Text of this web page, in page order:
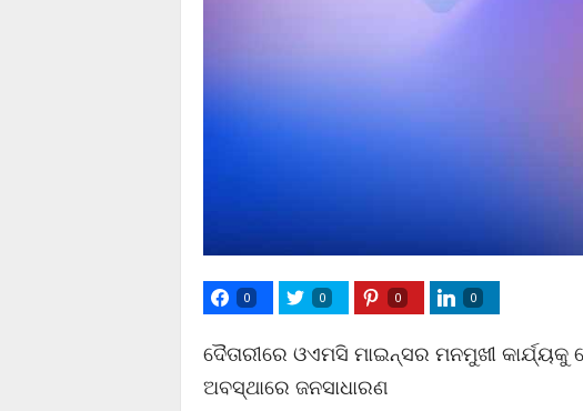
0 0 0 0
ଦୈତାରୀରେ ଓଏମସି ମାଇନ୍ସର ମନମୁଖୀ
ଅବସ୍ଥାରେ ଜନସାଧାରଣ